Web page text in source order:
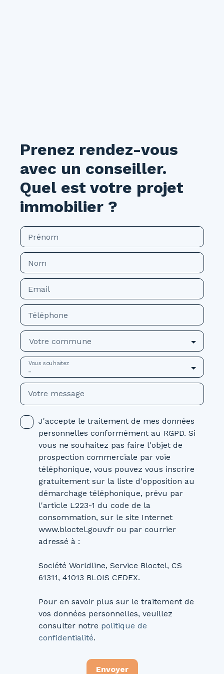
Prenez rendez-vous
avec un conseiller.
Quel est votre projet
immobilier ?
Prénom
Nom
Email
Téléphone
Votre commune
-
Vous souhaitez
Votre message
J'accepte le traitement de mes données
personnelles conformément au RGPD. Si
vous ne souhaitez pas faire l'objet de
prospection commerciale par voie
téléphonique, vous pouvez vous inscrire
gratuitement sur la liste d'opposition au
démarchage téléphonique, prévu par
l'article L223-1 du code de la
consommation, sur le site Internet
www.bloctel.gouv.fr ou par courrier
adressé à :
Société Worldline, Service Bloctel, CS
61311, 41013 BLOIS CEDEX.
Pour en savoir plus sur le traitement de
vos données personnelles, veuillez
consulter notre politique de
confidentialité.
Envoyer